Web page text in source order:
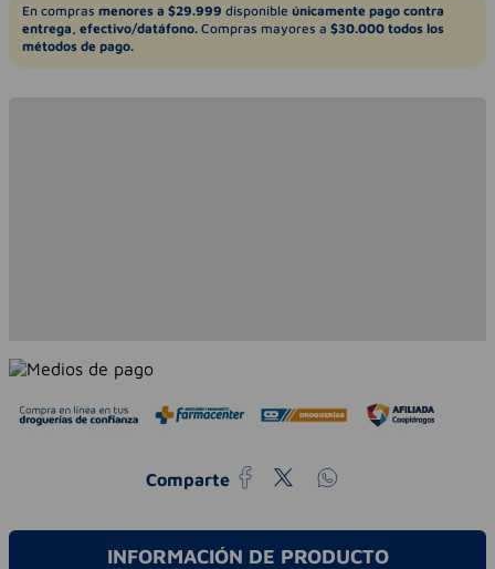
En compras menores a $29.999 disponible únicamente pago contra
entrega, efectivo/datáfono. Compras mayores a $30.000 todos los
métodos de pago.
Comparte
INFORMACIÓN DE PRODUCTO